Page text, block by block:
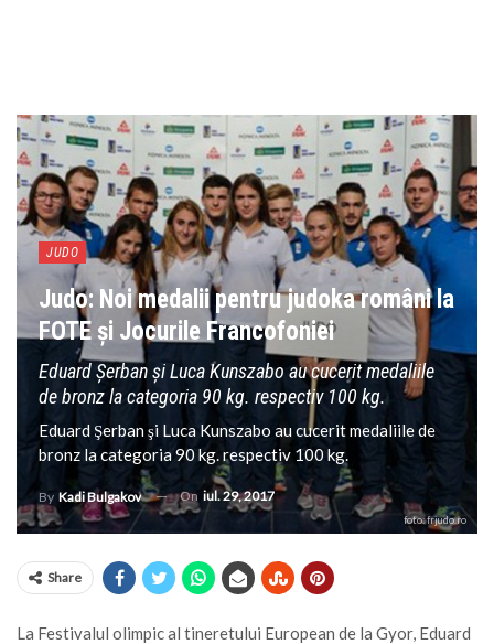
JUDO
Judo: Noi medalii pentru judoka români la
FOTE şi Jocurile Francofoniei
Eduard Şerban şi Luca Kunszabo au cucerit medaliile
de bronz la categoria 90 kg. respectiv 100 kg.
Eduard Şerban şi Luca Kunszabo au cucerit medaliile de
bronz la categoria 90 kg. respectiv 100 kg.
By Kadi Bulgakov On iul. 29, 2017
foto: frjudo.ro
Share
La Festivalul olimpic al tineretului European de la Gyor, Eduard